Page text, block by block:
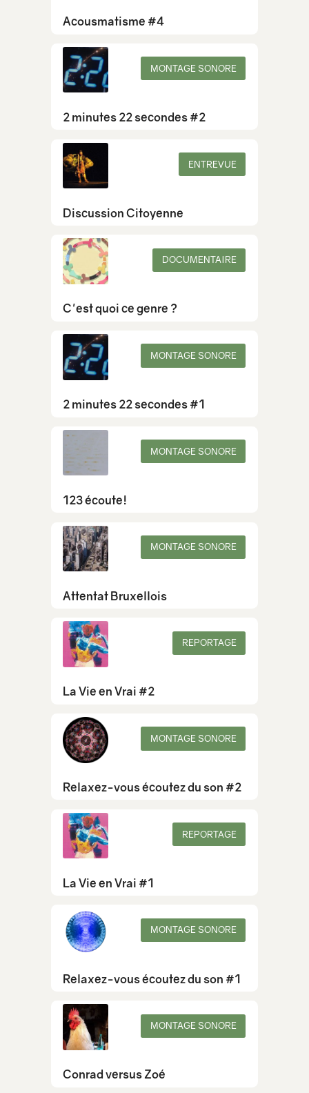
Acousmatisme #4
MONTAGE SONORE
2 minutes 22 secondes #2
ENTREVUE
Discussion Citoyenne
DOCUMENTAIRE
C'est quoi ce genre ?
MONTAGE SONORE
2 minutes 22 secondes #1
MONTAGE SONORE
123 écoute!
MONTAGE SONORE
Attentat Bruxellois
REPORTAGE
La Vie en Vrai #2
MONTAGE SONORE
Relaxez-vous écoutez du son #2
REPORTAGE
La Vie en Vrai #1
MONTAGE SONORE
Relaxez-vous écoutez du son #1
MONTAGE SONORE
Conrad versus Zoé